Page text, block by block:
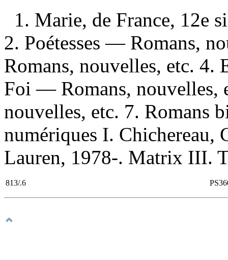
1. Marie, de France, 12e
2. Poétesses — Romans,
Romans, nouvelles, etc.
Foi — Romans, nouvelles,
nouvelles, etc. 7. Romans
numériques I. Chichereau,
Lauren, 1978-. Matrix III.
813/.6